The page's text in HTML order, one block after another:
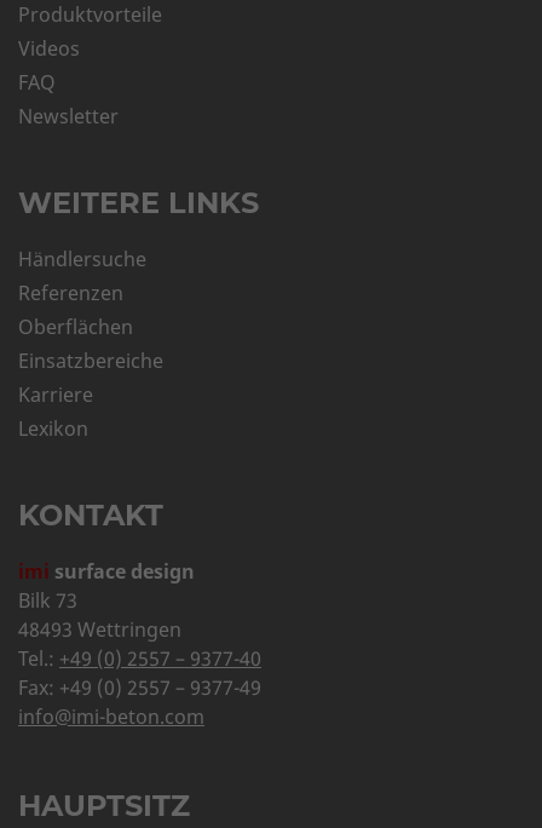
Produktvorteile
Videos
FAQ
Newsletter
WEITERE LINKS
Händlersuche
Referenzen
Oberflächen
Einsatzbereiche
Karriere
Lexikon
KONTAKT
imi surface design
Bilk 73
48493 Wettringen
Tel.: +49 (0) 2557 – 9377-40
Fax: +49 (0) 2557 – 9377-49
info@imi-beton.com
HAUPTSITZ